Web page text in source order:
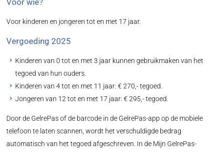
Voor wie?
Voor kinderen en jongeren tot en met 17 jaar.
Vergoeding 2025
Kinderen van 0 tot en met 3 jaar kunnen gebruikmaken van het
tegoed van hun ouders.
Kinderen van 4 tot en met 11 jaar: € 270,- tegoed.
Jongeren van 12 tot en met 17 jaar: € 295,- tegoed.
Door de GelrePas of de barcode in de GelrePas-app op de mobiele
telefoon te laten scannen, wordt het verschuldigde bedrag
automatisch van het tegoed afgeschreven. In de Mijn GelrePas-